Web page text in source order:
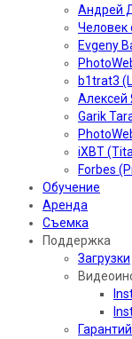
Андрей
Человек
Evgeny
b1trat3
Алексей
Garik
iXBT
Forbes
Обучение
Аренда
Съемка
Поддержка
Загрузки